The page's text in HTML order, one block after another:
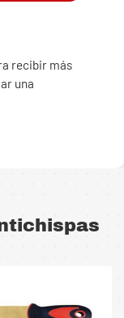
recibir más
una